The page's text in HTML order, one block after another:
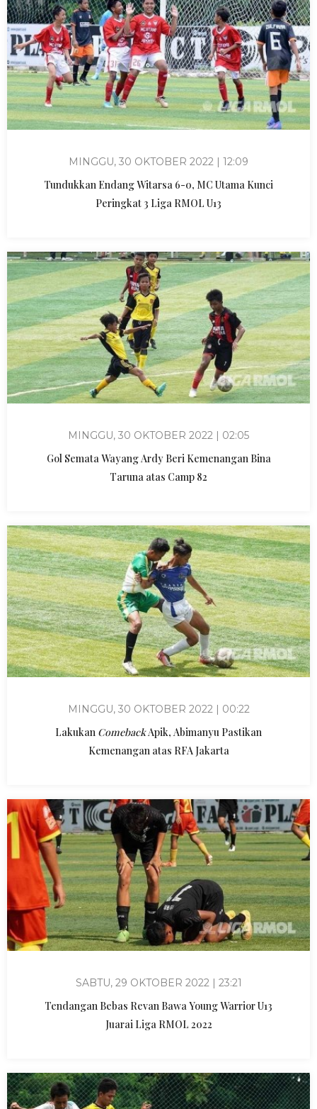
MINGGU, 30 OKTOBER 2022 | 12:09
Tundukkan Endang Witarsa 6-0, MC Utama Kunci
Peringkat 3 Liga RMOL U13
MINGGU, 30 OKTOBER 2022 | 02:05
Gol Semata Wayang Ardy Beri Kemenangan Bina
Taruna atas Camp 82
MINGGU, 30 OKTOBER 2022 | 00:22
Lakukan ComebackApik, Abimanyu Pastikan
Kemenangan atas RFA Jakarta
SABTU, 29 OKTOBER 2022 | 23:21
Tendangan Bebas Revan Bawa Young Warrior U13
Juarai Liga RMOL 2022